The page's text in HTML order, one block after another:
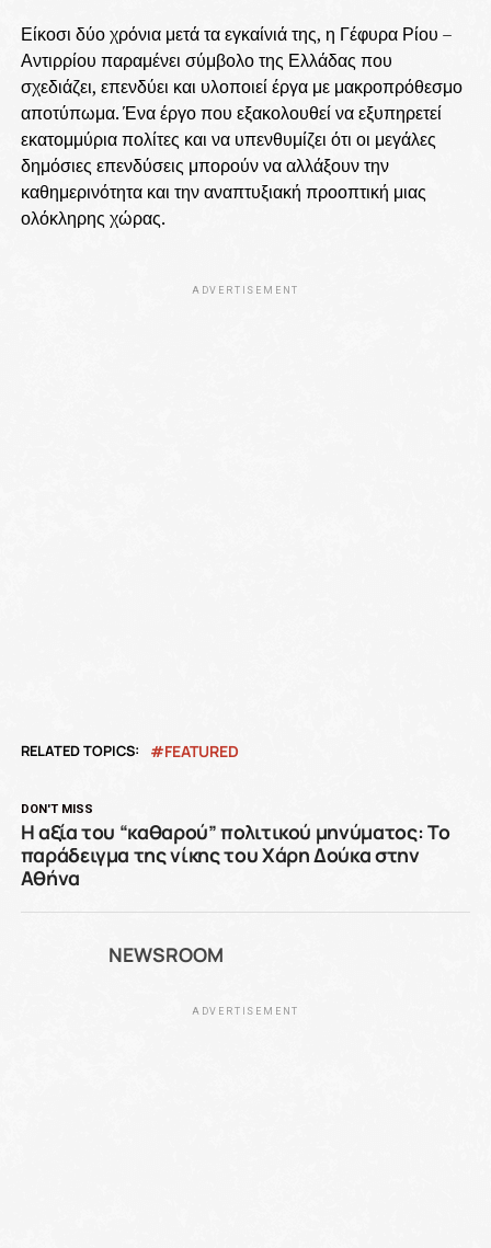
Είκοσι δύο χρόνια μετά τα εγκαίνιά της, η Γέφυρα Ρίου –
Αντιρρίου παραμένει σύμβολο της Ελλάδας που
σχεδιάζει, επενδύει και υλοποιεί έργα με μακροπρόθεσμο
αποτύπωμα. Ένα έργο που εξακολουθεί να εξυπηρετεί
εκατομμύρια πολίτες και να υπενθυμίζει ότι οι μεγάλες
δημόσιες επενδύσεις μπορούν να αλλάξουν την
καθημερινότητα και την αναπτυξιακή προοπτική μιας
ολόκληρης χώρας.
ADVERTISEMENT
RELATED TOPICS: FEATURED
DON'T MISS
Η αξία του “καθαρού” πολιτικού μηνύματος: Το
παράδειγμα της νίκης του Χάρη Δούκα στην
Αθήνα
NEWSROOM
ADVERTISEMENT